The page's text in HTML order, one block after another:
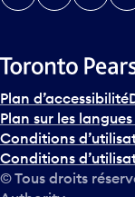
Plan d’accessibilité
Plan sur les
Conditions
Conditions
© Tous droits